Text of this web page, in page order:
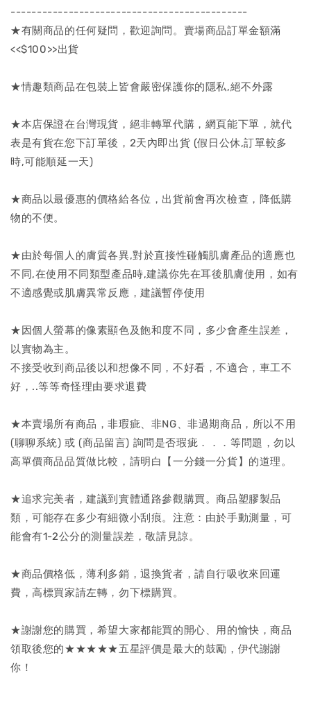
---------------------------------------------
★有關商品的任何疑問，歡迎詢問。賣場商品訂單金額滿
<<$100>>出貨
★情趣類商品在包裝上皆會嚴密保護你的隱私,絕不外露
★本店保證在台灣現貨，絕非轉單代購，網頁能下單，就代
表是有貨在您下訂單後，2天內即出貨 (假日公休,訂單較多
時,可能順延一天)
★商品以最優惠的價格給各位，出貨前會再次檢查，降低購
物的不便。
★由於每個人的膚質各異,對於直接性碰觸肌膚產品的適應也
不同,在使用不同類型產品時,建議你先在耳後肌膚使用，如有
不適感覺或肌膚異常反應，建議暫停使用
★因個人螢幕的像素顯色及飽和度不同，多少會產生誤差，
以實物為主。
不接受收到商品後以和想像不同，不好看，不適合，車工不
好，..等等奇怪理由要求退費
★本賣場所有商品，非瑕疵、非NG、非過期商品，所以不用
(聊聊系統) 或 (商品留言) 詢問是否瑕疵．．．等問題，勿以
高單價商品品質做比較，請明白【一分錢一分貨】的道理。
★追求完美者，建議到實體通路參觀購買。商品塑膠製品
類，可能存在多少有細微小刮痕。注意：由於手動測量，可
能會有1-2公分的測量誤差，敬請見諒。
★商品價格低，薄利多銷，退換貨者，請自行吸收來回運
費，高標買家請左轉，勿下標購買。
★謝謝您的購買，希望大家都能買的開心、用的愉快，商品
領取後您的★★★★★五星評價是最大的鼓勵，伊代謝謝
你！